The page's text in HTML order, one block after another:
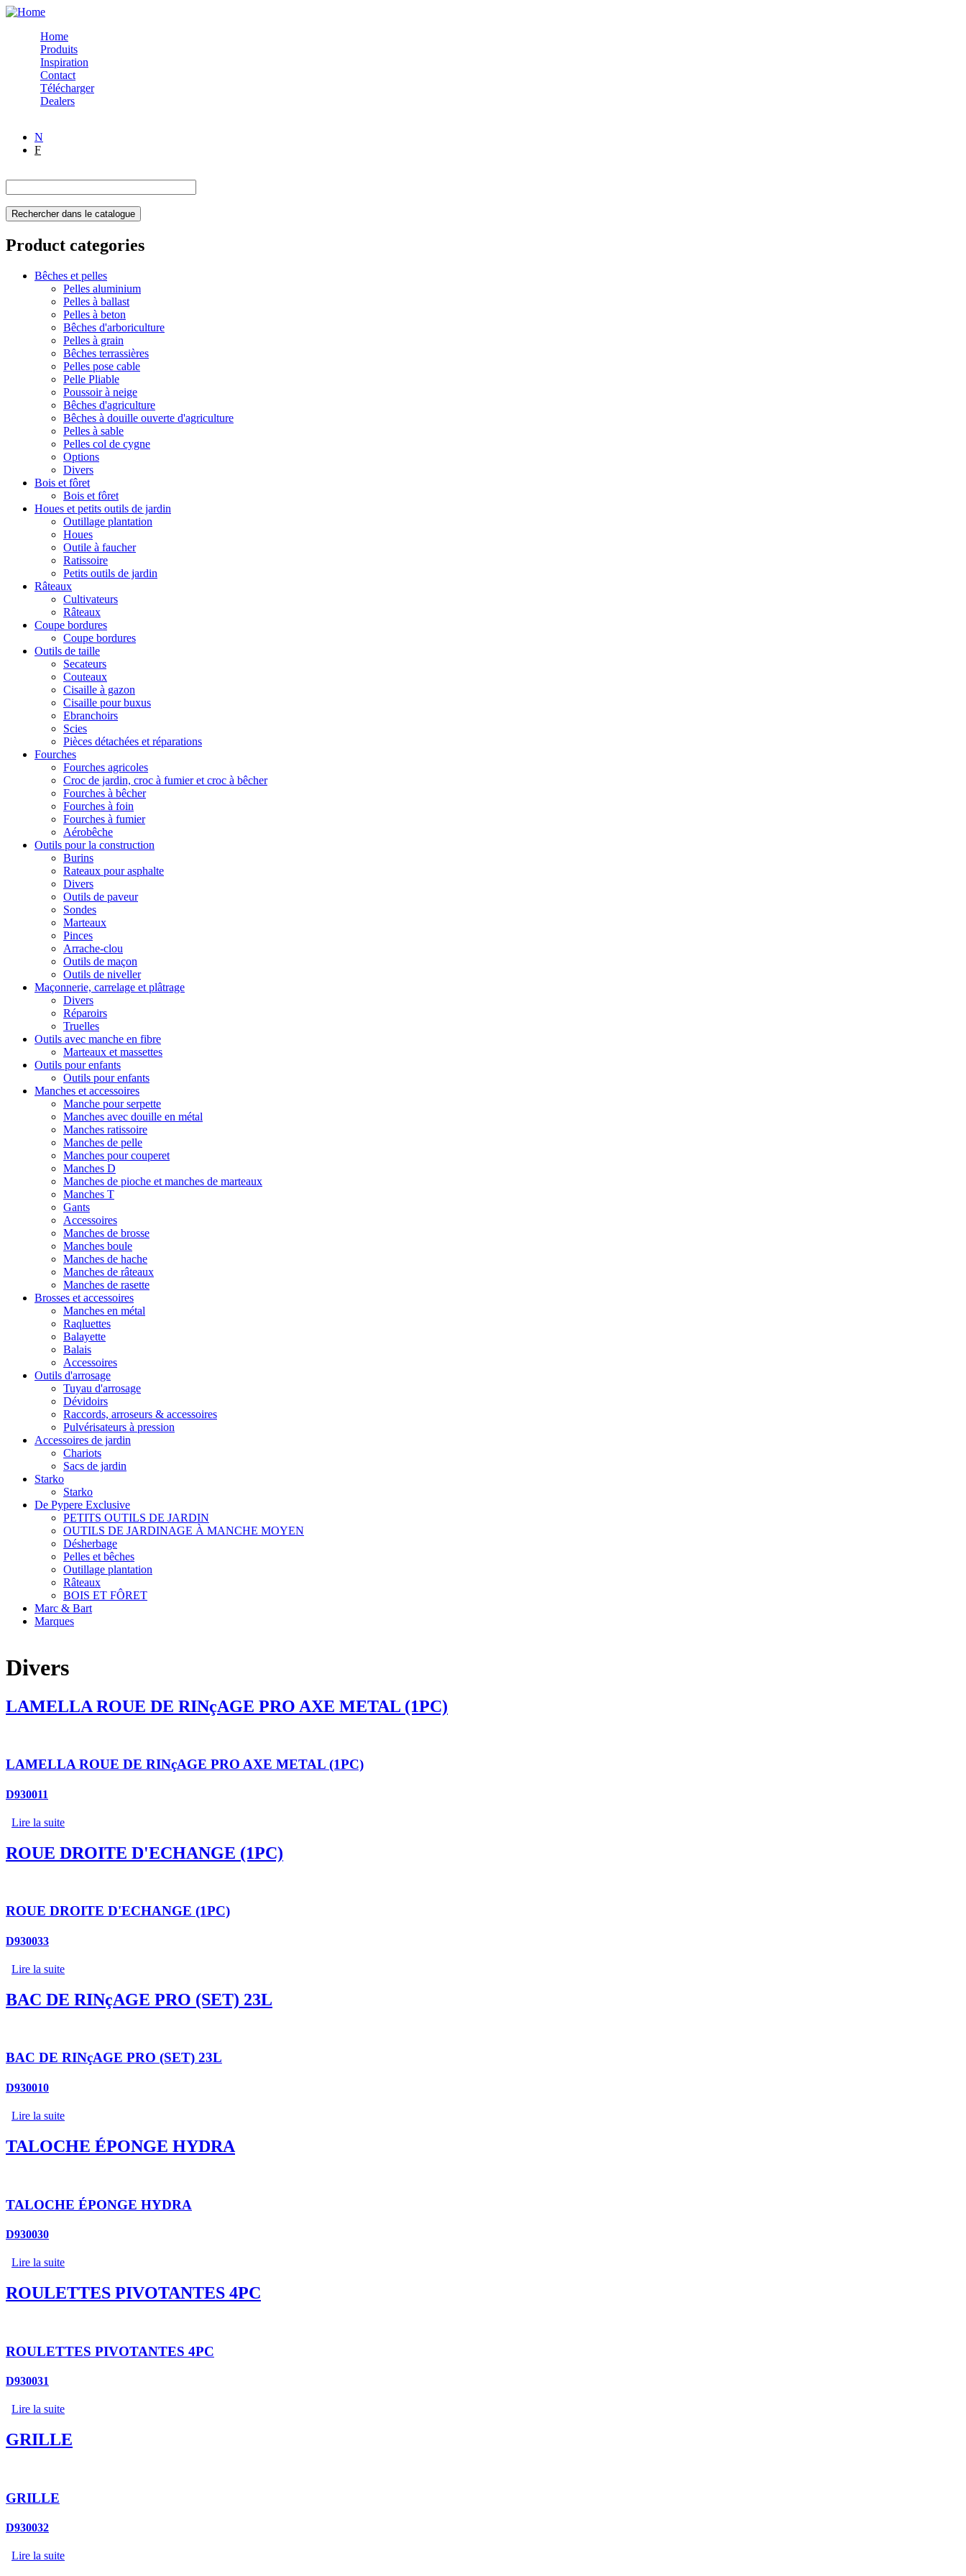
Skip to navigation
Skip to main content
Home
Produits
Inspiration
Contact
Télécharger
Dealers
N
F
Product categories
Bêches et pelles
Pelles aluminium
Pelles à ballast
Pelles à beton
Bêches d'arboriculture
Pelles à grain
Bêches terrassières
Pelles pose cable
Pelle Pliable
Poussoir à neige
Bêches d'agriculture
Bêches à douille ouverte d'agriculture
Pelles à sable
Pelles col de cygne
Options
Divers
Bois et fôret
Bois et fôret
Houes et petits outils de jardin
Outillage plantation
Houes
Outile à faucher
Ratissoire
Petits outils de jardin
Râteaux
Cultivateurs
Râteaux
Coupe bordures
Coupe bordures
Outils de taille
Secateurs
Couteaux
Cisaille à gazon
Cisaille pour buxus
Ebranchoirs
Scies
Pièces détachées et réparations
Fourches
Fourches agricoles
Croc de jardin, croc à fumier et croc à bêcher
Fourches à bêcher
Fourches à foin
Fourches à fumier
Aérobêche
Outils pour la construction
Burins
Rateaux pour asphalte
Divers
Outils de paveur
Sondes
Marteaux
Pinces
Arrache-clou
Outils de maçon
Outils de niveller
Maçonnerie, carrelage et plâtrage
Divers
Réparoirs
Truelles
Outils avec manche en fibre
Marteaux et massettes
Outils pour enfants
Outils pour enfants
Manches et accessoires
Manche pour serpette
Manches avec douille en métal
Manches ratissoire
Manches de pelle
Manches pour couperet
Manches D
Manches de pioche et manches de marteaux
Manches T
Gants
Accessoires
Manches de brosse
Manches boule
Manches de hache
Manches de râteaux
Manches de rasette
Brosses et accessoires
Manches en métal
Raqluettes
Balayette
Balais
Accessoires
Outils d'arrosage
Tuyau d'arrosage
Dévidoirs
Raccords, arroseurs & accessoires
Pulvérisateurs à pression
Accessoires de jardin
Chariots
Sacs de jardin
Starko
Starko
De Pypere Exclusive
PETITS OUTILS DE JARDIN
OUTILS DE JARDINAGE À MANCHE MOYEN
Désherbage
Pelles et bêches
Outillage plantation
Râteaux
BOIS ET FÔRET
Marc & Bart
Marques
Divers
LAMELLA ROUE DE RINçAGE PRO AXE METAL (1PC)
LAMELLA ROUE DE RINçAGE PRO AXE METAL (1PC)
D930011
Lire la suite
ROUE DROITE D'ECHANGE (1PC)
ROUE DROITE D'ECHANGE (1PC)
D930033
Lire la suite
BAC DE RINçAGE PRO (SET) 23L
BAC DE RINçAGE PRO (SET) 23L
D930010
Lire la suite
TALOCHE ÉPONGE HYDRA
TALOCHE ÉPONGE HYDRA
D930030
Lire la suite
ROULETTES PIVOTANTES 4PC
ROULETTES PIVOTANTES 4PC
D930031
Lire la suite
GRILLE
GRILLE
D930032
Lire la suite